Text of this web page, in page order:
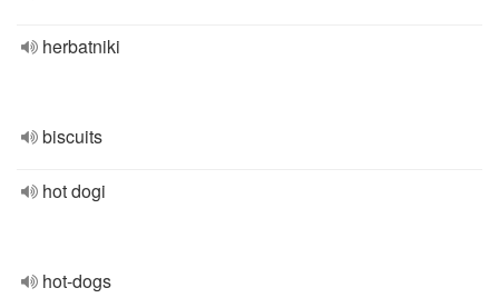
herbatniki
biscuits
hot dogi
hot-dogs